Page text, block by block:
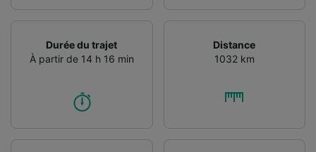
Durée du trajet
À partir de 14 h 16 min
Distance
1032 km